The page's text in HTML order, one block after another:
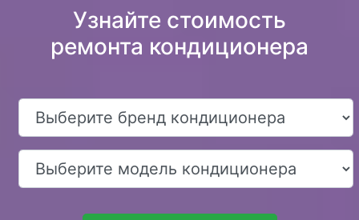
Узнайте стоимость
ремонта кондиционера